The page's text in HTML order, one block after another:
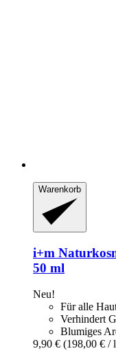
Warenkorb
i+m
50 ml
Neu!
Für alle
Verhindert
Blumiges
9,90 € (198,00 € /